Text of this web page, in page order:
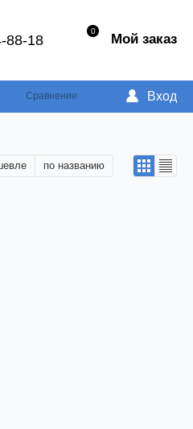
88-18
0 Мой заказ
Сравнение Вход
по названию